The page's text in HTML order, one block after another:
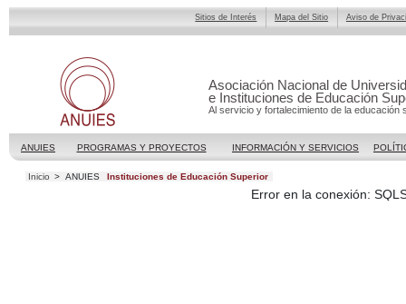
Asociación Nacional de
e Instituciones de Educación
Al servicio y fortalecimiento de la educación
ANUIES PROGRAMAS Y PROYECTOS INFORMACIÓN Y SERVICIOS
Sitios de Interés Mapa del Sitio Aviso de
Inicio > ANUIES Instituciones de Educación Superior
Error en la conexión: